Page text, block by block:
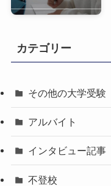
カテゴリー
その他の大学受験
アルバイト
インタビュー記事
不登校